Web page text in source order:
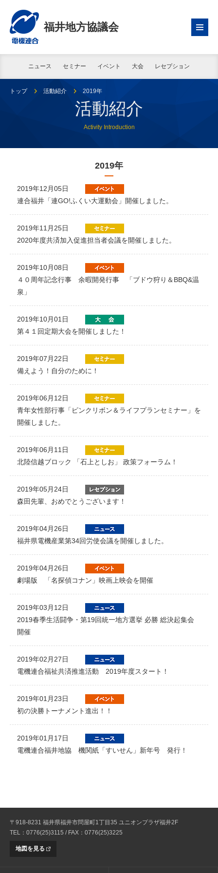
福井地方協議会
ニュース セミナー イベント 大会 レセプション
トップ 活動紹介 2019年
活動紹介
Activity Introduction
2019年
2019年12月05日
連合福井「連GO!ふくい大運動会」開催しました。
2019年11月25日
2020年度共済加入促進担当者会議を開催しました。
2019年10月08日
４０周年記念行事 余暇開発行事 「ブドウ狩り＆BBQ&温
泉」
2019年10月01日
第４１回定期大会を開催しました！
2019年07月22日
備えよう！自分のために！
2019年06月12日
青年女性部行事「ピンクリボン＆ライフプランセミナー」を
開催しました。
2019年06月11日
北陸信越ブロック 「石上としお」 政策フォーラム！
2019年05月24日
森田先輩、おめでとうございます！
2019年04月26日
福井県電機産業第34回労使会議を開催しました。
2019年04月26日
劇場版 「名探偵コナン」映画上映会を開催
2019年03月12日
2019春季生活闘争・第19回統一地方選挙 必勝 総決起集会
開催
2019年02月27日
電機連合福祉共済推進活動 2019年度スタート！
2019年01月23日
初の決勝トーナメント進出！！
2019年01月17日
電機連合福井地協 機関紙「すいせん」新年号 発行！
〒918-8231 福井県福井市問屋町1丁目35 ユニオンプラザ福井2F
TEL：0776(25)3115 / FAX：0776(25)3225
地図を見る